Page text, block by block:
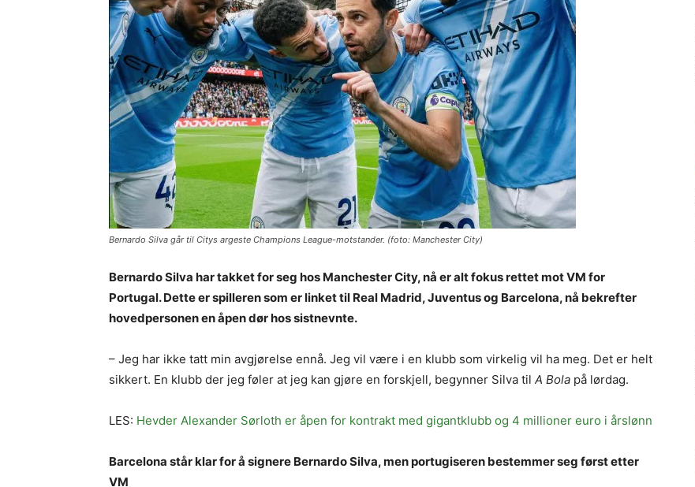
Bernardo Silva går til Citys argeste Champions League-motstander. (foto: Manchester City)
Bernardo Silva har takket for seg hos Manchester City, nå er alt fokus rettet mot VM for
Portugal. Dette er spilleren som er linket til Real Madrid, Juventus og Barcelona, nå bekrefter
hovedpersonen en åpen dør hos sistnevnte.
– Jeg har ikke tatt min avgjørelse ennå. Jeg vil være i en klubb som virkelig vil ha meg. Det er helt
sikkert. En klubb der jeg føler at jeg kan gjøre en forskjell, begynner Silva til A Bola på lørdag.
LES: Hevder Alexander Sørloth er åpen for kontrakt med gigantklubb og 4 millioner euro i årslønn
Barcelona står klar for å signere Bernardo Silva, men portugiseren bestemmer seg først etter
VM